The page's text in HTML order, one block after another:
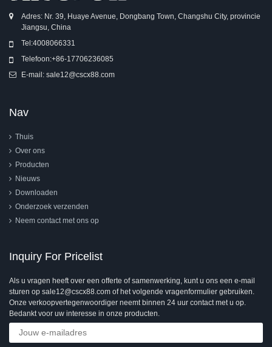
Adres: Nr. 39, Huaye Avenue, Dongbang Town, Changshu City, provincie
Jiangsu, China
Tel:4008066331
Telefoon:+86-17706236085
E-mail: sale12@cscx88.com
Nav
Thuis
Over ons
Producten
Nieuws
Downloaden
Onderzoek verzenden
Neem contact met ons op
Inquiry For Pricelist
Als u vragen heeft over een offerte of samenwerking, kunt u ons een e-mail
sturen op sale12@cscx88.com of het volgende vragenformulier gebruiken.
Onze verkoopvertegenwoordiger neemt binnen 24 uur contact met u op.
Bedankt voor uw interesse in onze producten.